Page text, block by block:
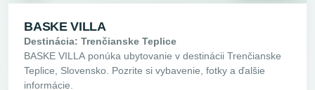
BASKE VILLA
Destinácia: Trenčianske Teplice
BASKE VILLA ponúka ubytovanie v destinácii Trenčianske
Teplice, Slovensko. Pozrite si vybavenie, fotky a ďalšie
informácie.